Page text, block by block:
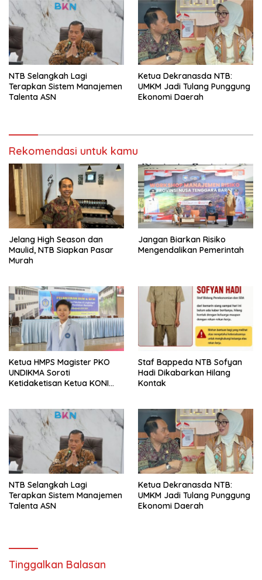
Arena Kepentingan Sesaat
NTB Selangkah Lagi
Terapkan Sistem Manajemen
Talenta ASN
Ketua Dekranasda NTB:
UMKM Jadi Tulang Punggung
Ekonomi Daerah
Rekomendasi untuk kamu
Jelang High Season dan
Maulid, NTB Siapkan Pasar
Murah
Jangan Biarkan Risiko
Mengendalikan Pemerintah
Ketua HMPS Magister PKO
UNDIKMA Soroti
Ketidaketisan Ketua KONI
Arena Kepentingan Sesaat
Staf Bappeda NTB Sofyan
Hadi Dikabarkan Hilang
Kontak
NTB Selangkah Lagi
Terapkan Sistem Manajemen
Talenta ASN
Ketua Dekranasda NTB:
UMKM Jadi Tulang Punggung
Ekonomi Daerah
Tinggalkan Balasan